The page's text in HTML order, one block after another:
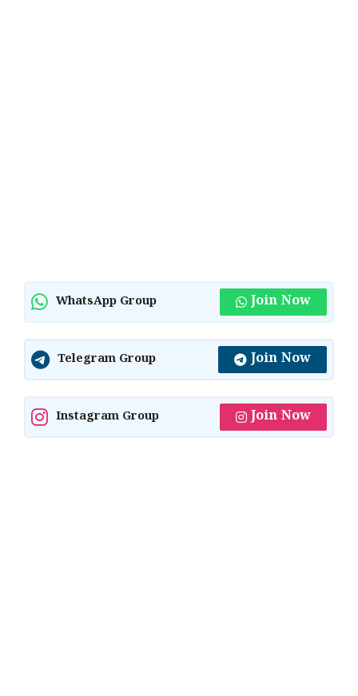
WhatsApp Group Join Now
Telegram Group Join Now
Instagram Group Join Now